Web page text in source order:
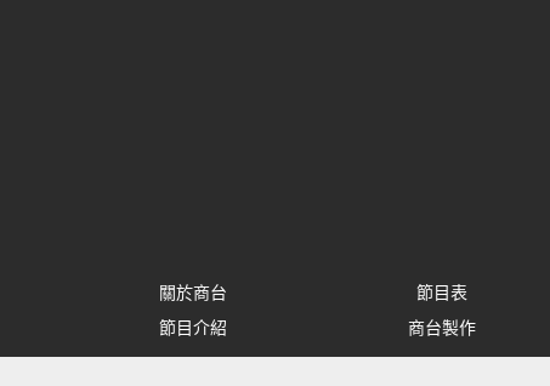
關於商台 節目表
節目介紹
商台製作